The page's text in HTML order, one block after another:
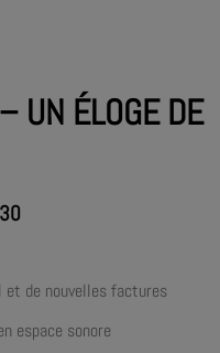
UN ÉLOGE DE
de nouvelles factures
espace sonore